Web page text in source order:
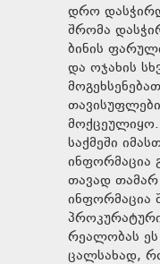
დრო
შრომა
ბინის
და ოჯახის
საქმეში
ინფორმაცია
თავად თამარ
ინფორმაცია
რეალობას ეს
ცალსახად,